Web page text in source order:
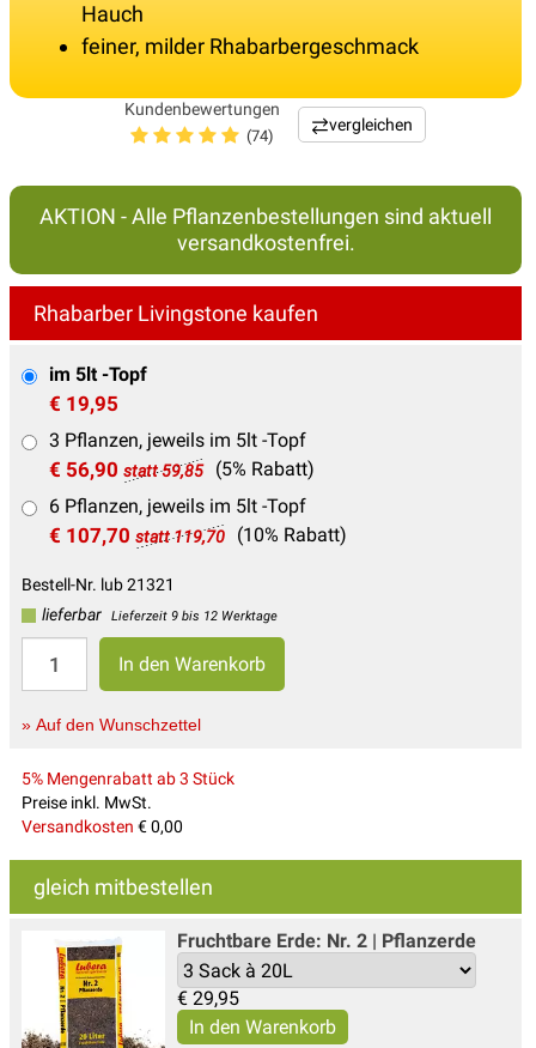
Hauch
feiner, milder Rhabarbergeschmack
Kundenbewertungen
(74)
vergleichen
AKTION - Alle Pflanzenbestellungen sind aktuell
versandkostenfrei.
Rhabarber Livingstone kaufen
im 5lt -Topf
€ 19,95
3 Pflanzen, jeweils im 5lt -Topf
€ 56,90 statt 59,85
(5% Rabatt)
6 Pflanzen, jeweils im 5lt -Topf
€ 107,70 statt 119,70 (10% Rabatt)
Bestell-Nr. lub 21321
lieferbar
Lieferzeit 9 bis 12 Werktage
» Auf den Wunschzettel
5% Mengenrabatt ab 3 Stück
Preise inkl. MwSt.
Versandkosten € 0,00
gleich mitbestellen
Fruchtbare Erde: Nr. 2 | Pflanzerde
€ 29,95